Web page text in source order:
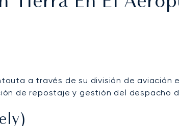
a través de su división de
de repostaje y gestión del despacho